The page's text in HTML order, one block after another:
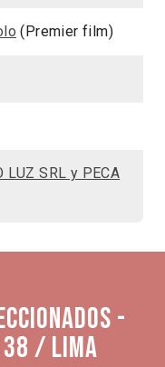
(Premier film)
LUZ SRL y PECA
-
/ Lima